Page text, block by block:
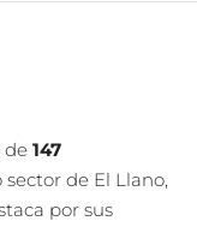
de 147
de El Llano,
por sus